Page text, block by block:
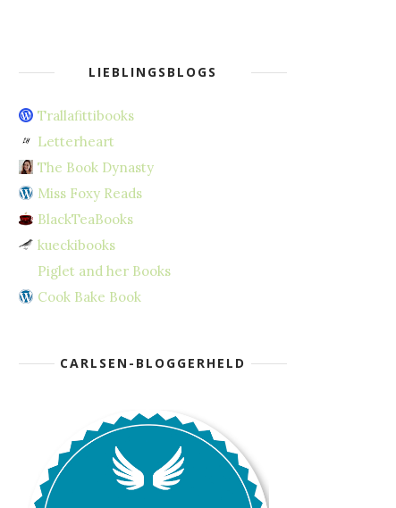
LIEBLINGSBLOGS
Trallafittibooks
Letterheart
The Book Dynasty
Miss Foxy Reads
BlackTeaBooks
kueckibooks
Piglet and her Books
Cook Bake Book
CARLSEN-BLOGGERHELD